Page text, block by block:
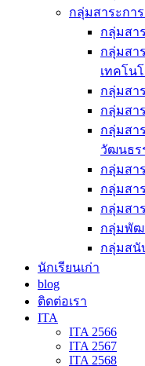
กลุ่มสาระการ
กลุ่มสา
กลุ่มสา
เทคโน
กลุ่มสา
กลุ่มสา
กลุ่มสา
วัฒนธร
กลุ่มสา
กลุ่มสา
กลุ่มสา
กลุ่มพัฒ
กลุ่มสนั
นักเรียนเก่า
blog
ติดต่อเรา
ITA
ITA 2566
ITA 2567
ITA 2568